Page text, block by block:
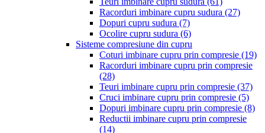
Racorduri imbinare cupru sudura (27)
Dopuri cupru sudura (7)
Ocolire cupru sudura (6)
Sisteme compresiune din cupru
Coturi imbinare cupru prin compresie (19)
Racorduri imbinare cupru prin compresie
(28)
Teuri imbinare cupru prin compresie (37)
Cruci imbinare cupru prin compresie (5)
Dopuri imbinare cupru prin compresie (8)
Reductii imbinare cupru prin compresie
(14)